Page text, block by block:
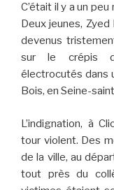
C’était il y a un
Deux jeunes,
devenus
sur le crépis
électrocutés dans
Bois, en Seine-
L’indignation, à
tour violent. Des
de la ville, au
tout près du